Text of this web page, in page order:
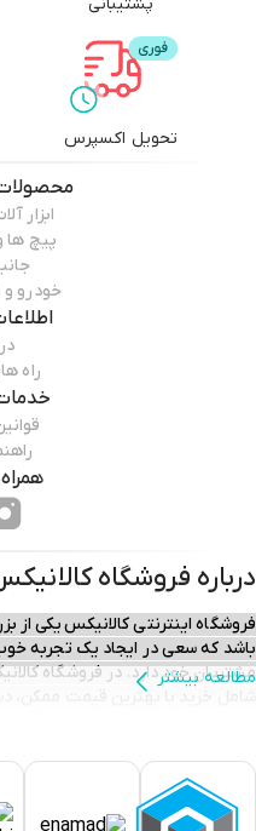
تحویل اکسپرس
ابزار
پیچ ها
خودرو
راه
درباره فروشگاه
فروشگاه اینترنتی کالانیکس یکی از
باشد که سعی در ایجاد یک تجربه خوب
مشتریان خود دارد. در فروشگاه
شامل خرید با بهترین قیمت ممکن،
در حداقل زمان ممکن در منزل یا محل
مطالعه بیشتر